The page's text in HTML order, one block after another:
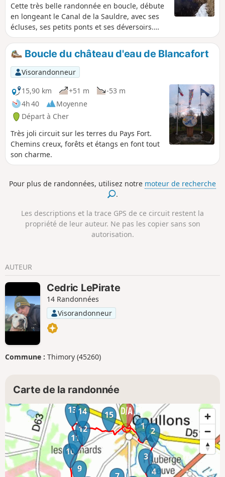
Cette très belle randonnée en boucle, débute
en longeant le Canal de la Sauldre, avec ses
écluses, ses petits ponts et ses déversoirs.
Pour ensuite pénétrer dans la forêt, par de
longs chemins bordés d'étangs et, se conclure
par un tour quasi complet, de l’Étang du Puits,
par la plage de Cerdon, le joli sentier qui
serpente entre le arbres le long d'une petite
voie ferrée désaffectée, la traversée des Bois
aux Moines et, enfin, le chemin qui longe le
Canal et la plage d'Argent-sur-Sauldre.
Boucle du château d'eau de Blancafort
Visorandonneur
15,90 km
+51 m
-53 m
4h 40
Moyenne
Départ à Cher
Très joli circuit sur les terres du Pays Fort.
Chemins creux, forêts et étangs en font tout
son charme.
Pour plus de randonnées, utilisez notre moteur de recherche
.
Les descriptions et la trace GPS de ce circuit restent la
propriété de leur auteur. Ne pas les copier sans son
autorisation.
AUTEUR
Cedric LePirate
14 Randonnées
Visorandonneur
Commune : Thimory (45260)
Carte de la randonnée
1 2
3
4
9
10
11
12
1314 15